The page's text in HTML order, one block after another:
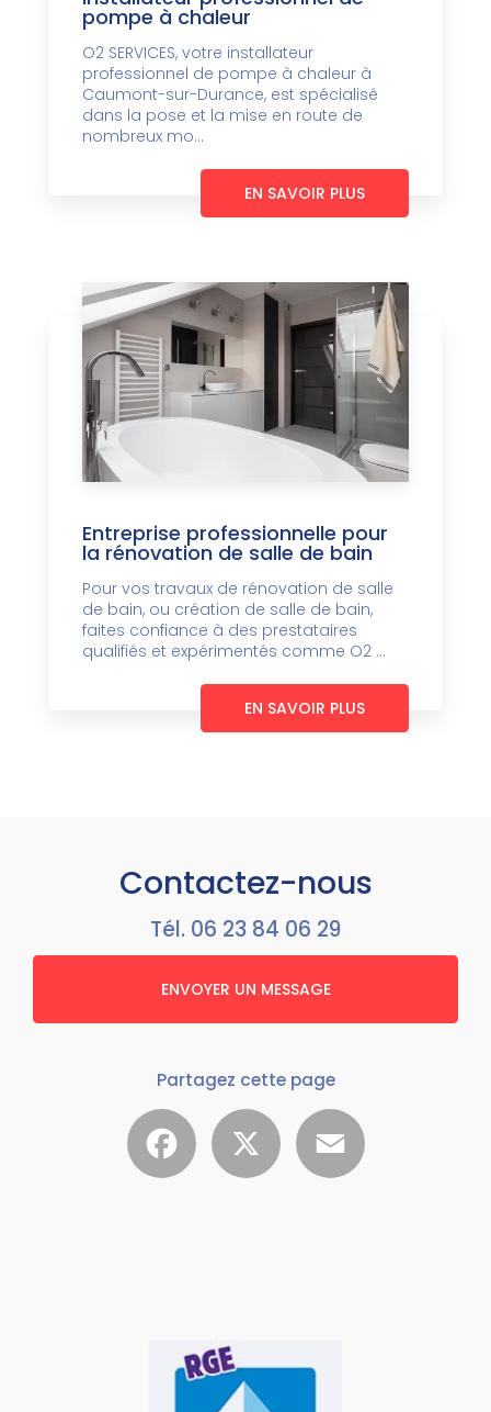
pompe à chaleur
O2 SERVICES, votre installateur
professionnel de pompe à chaleur à
Caumont-sur-Durance, est spécialisé
dans la pose et la mise en route de
nombreux mo...
EN SAVOIR PLUS
Entreprise professionnelle pour
la rénovation de salle de bain
Pour vos travaux de rénovation de salle
de bain, ou création de salle de bain,
faites confiance à des prestataires
qualifiés et expérimentés comme O2 ...
EN SAVOIR PLUS
Contactez-nous
Tél. 06 23 84 06 29
ENVOYER UN MESSAGE
Partagez cette page
Facebook